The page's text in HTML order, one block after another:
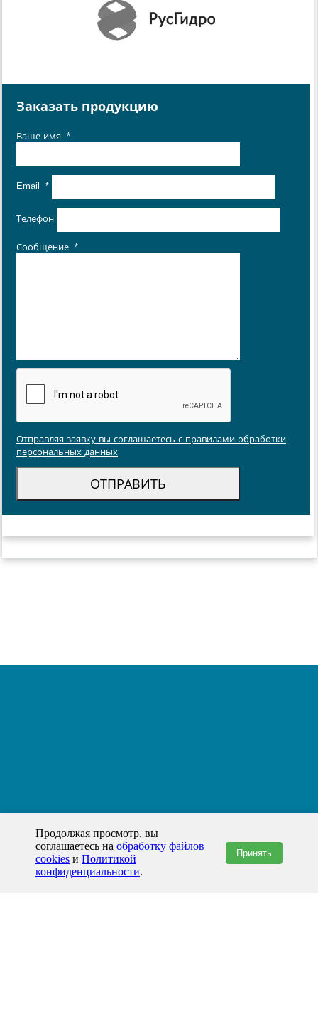
Заказать продукцию
Ваше имя *
Email *
Телефон
Сообщение *
Отправляя заявку вы соглашаетесь с правилами обработки
персональных данных
Продолжая просмотр, вы
соглашаетесь на обработку файлов
cookies и Политикой
конфиденциальности.
Принять